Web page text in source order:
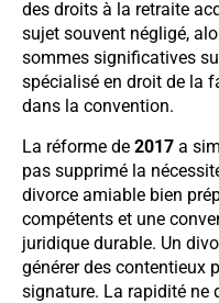
des droits à la retraite
sujet souvent négligé,
sommes significatives
spécialisé en droit de la
dans la convention.
La réforme de 2017 a
pas supprimé la
divorce amiable bien
compétents et une
juridique durable. Un
générer des contentieux
signature. La rapidité ne